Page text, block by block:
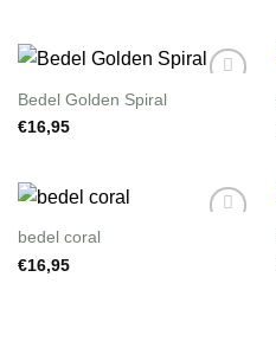
Bedel Golden Spiral
€16,95
bedel coral
€16,95